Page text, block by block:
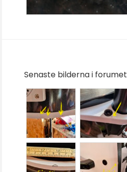
Senaste bilderna i forumet